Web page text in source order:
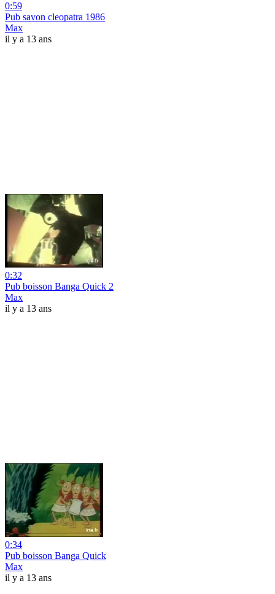
0:59
Pub savon cleopatra 1986
Max
il y a 13 ans
0:32
Pub boisson Banga Quick 2
Max
il y a 13 ans
0:34
Pub boisson Banga Quick
Max
il y a 13 ans